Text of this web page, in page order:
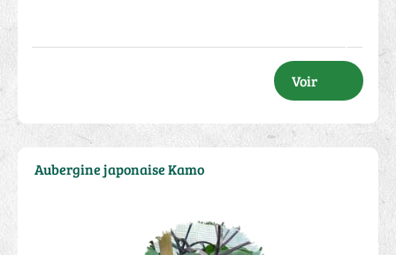
Voir
Aubergine japonaise Kamo